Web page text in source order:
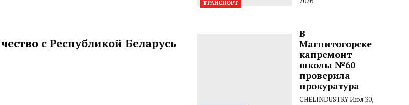
с Республикой Беларусь
ТРАНСПОРТ
В
Магнитогорске
капремонт
школы №60
проверила
прокуратура
CHELINDUSTRYИюл 30,